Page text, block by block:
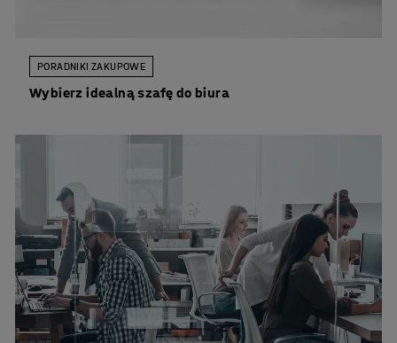
PORADNIKI ZAKUPOWE
Wybierz idealną szafę do biura